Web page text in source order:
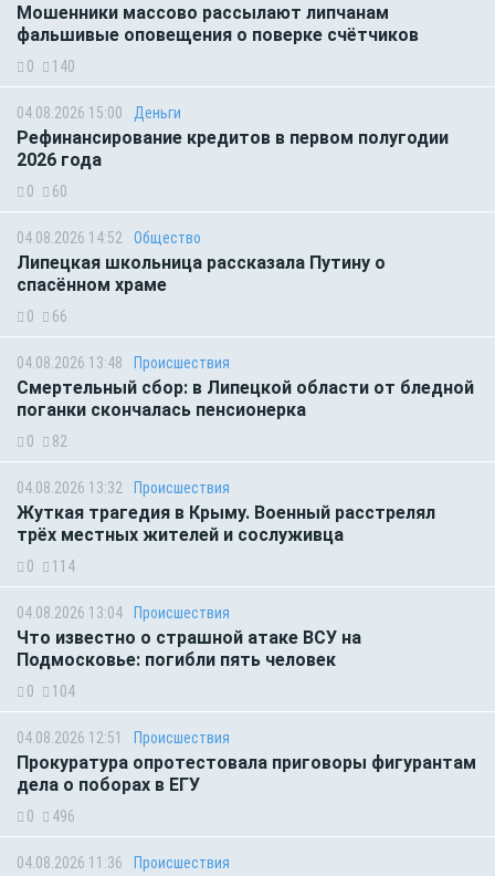
Мошенники массово рассылают липчанам
фальшивые оповещения о поверке счётчиков
0 140
04.08.2026 15:00 Деньги
Рефинансирование кредитов в первом полугодии
2026 года
0 60
04.08.2026 14:52 Общество
Липецкая школьница рассказала Путину о
спасённом храме
0 66
04.08.2026 13:48 Происшествия
Смертельный сбор: в Липецкой области от бледной
поганки скончалась пенсионерка
0 82
04.08.2026 13:32 Происшествия
Жуткая трагедия в Крыму. Военный расстрелял
трёх местных жителей и сослуживца
0 114
04.08.2026 13:04 Происшествия
Что известно о страшной атаке ВСУ на
Подмосковье: погибли пять человек
0 104
04.08.2026 12:51 Происшествия
Прокуратура опротестовала приговоры фигурантам
дела о поборах в ЕГУ
0 496
04.08.2026 11:36 Происшествия